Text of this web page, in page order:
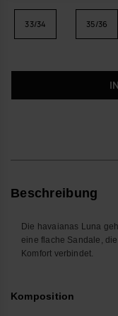
33/34 35/36
Beschreibung
Die havaianas Luna
eine flache Sandale,
Komfort verbindet.
der Fuß stabil, auch
profilierte,
Komposition